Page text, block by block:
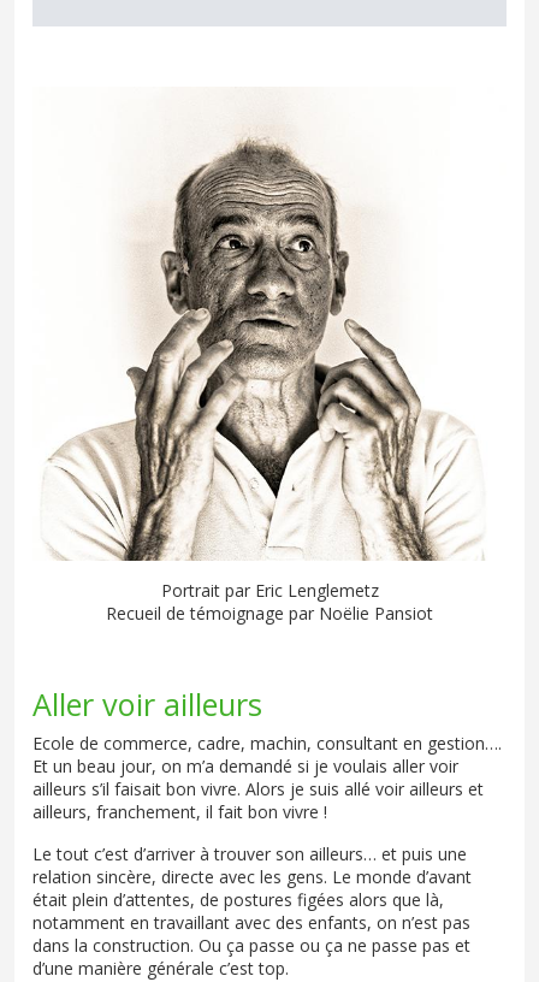
Portrait par Eric Lenglemetz
Recueil de témoignage par Noëlie Pansiot
Aller voir ailleurs
Ecole de commerce, cadre, machin, consultant en gestion….
Et un beau jour, on m’a demandé si je voulais aller voir
ailleurs s’il faisait bon vivre. Alors je suis allé voir ailleurs et
ailleurs, franchement, il fait bon vivre !
Le tout c’est d’arriver à trouver son ailleurs… et puis une
relation sincère, directe avec les gens. Le monde d’avant
était plein d’attentes, de postures figées alors que là,
notamment en travaillant avec des enfants, on n’est pas
dans la construction. Ou ça passe ou ça ne passe pas et
d’une manière générale c’est top.